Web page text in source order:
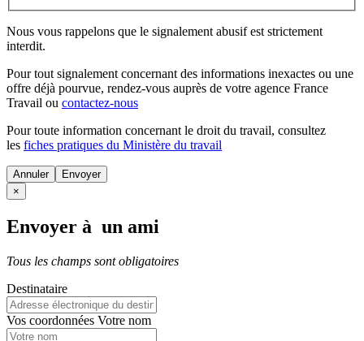
Nous vous rappelons que le signalement abusif est strictement
interdit.
Pour tout signalement concernant des informations inexactes ou une
offre déjà pourvue, rendez-vous auprès de votre agence France
Travail ou contactez-nous
Pour toute information concernant le droit du travail, consultez
les fiches pratiques du Ministère du travail
Annuler
×
Envoyer à un ami
Tous les champs sont obligatoires
Destinataire
Vos coordonnées Votre nom